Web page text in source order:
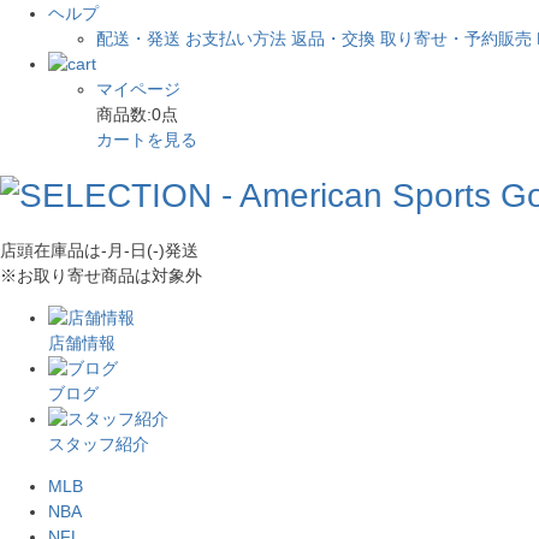
ヘルプ
配送・発送 お支払い方法 返品・交換 取り寄せ・予約販売
マイページ
商品数:0点
カートを見る
店頭在庫品は-月-日(-)発送
※お取り寄せ商品は対象外
店舗情報
ブログ
スタッフ紹介
MLB
NBA